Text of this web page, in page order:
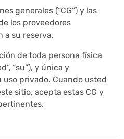
generales (“CG”) y las
los proveedores
a su reserva.
de toda persona física
“su”), y única y
privado. Cuando usted
sitio, acepta estas CG y